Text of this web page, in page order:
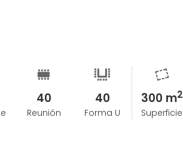
40
Reunión
40
Forma U
300 m2
Superficie